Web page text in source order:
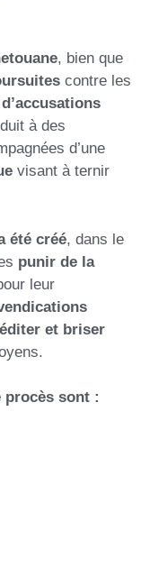
, bien que
contre les
d’accusations
à des
d’une
visant à ternir
été créé, dans le
punir de la
leur
et briser
procès sont :